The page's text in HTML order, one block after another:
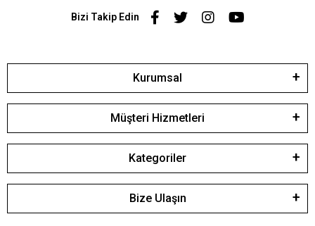
Bizi Takip Edin
Kurumsal
Müşteri Hizmetleri
Kategoriler
Bize Ulaşın